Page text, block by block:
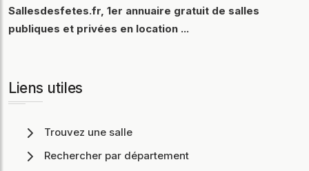
Sallesdesfetes.fr, 1er annuaire gratuit de salles
publiques et privées en location ...
Liens utiles
Trouvez une salle
Rechercher par département